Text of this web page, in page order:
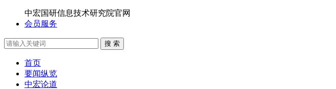
中宏国研信息技术研究院官网
会员服务
搜 索
首页
要闻纵览
中宏论道